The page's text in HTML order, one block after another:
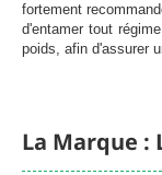
fortement
d'entamer tout
poids, afin d'assurer
La Marque :